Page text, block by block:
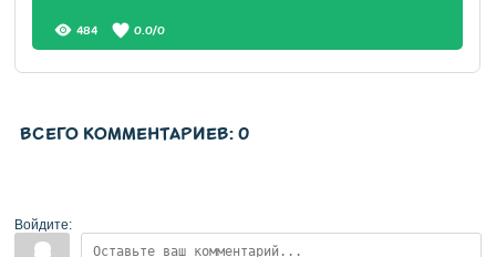
484 0.0/0
ВСЕГО КОММЕНТАРИЕВ:0
Войдите: